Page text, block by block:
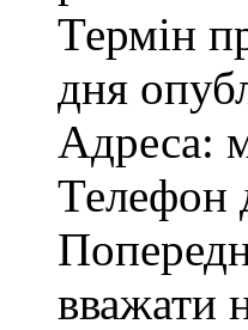
Термін
дня
Адреса:
Телефон
вважати